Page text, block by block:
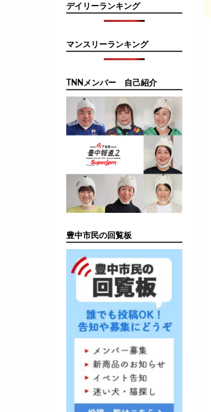
デイリーランキング
マンスリーランキング
TNNメンバー 自己紹介
豊中市民の回覧板